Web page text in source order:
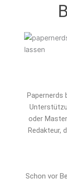
Papernerds
oder
Redakteur,
Schon vor